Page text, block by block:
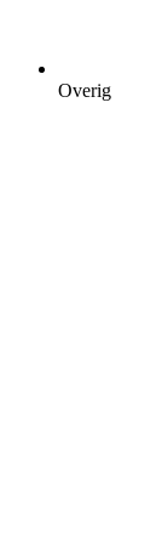
Overig